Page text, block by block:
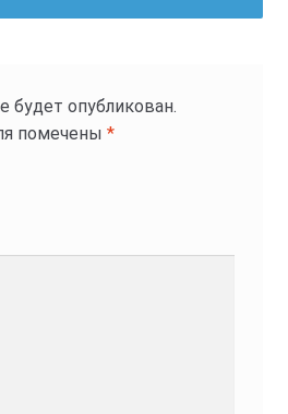
будет опубликован.
помечены *